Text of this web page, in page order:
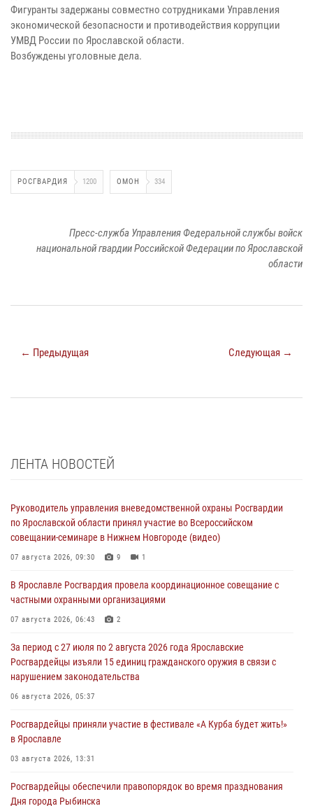
Фигуранты задержаны совместно сотрудниками Управления
экономической безопасности и противодействия коррупции
УМВД России по Ярославской области.
Возбуждены уголовные дела.
РОСГВАРДИЯ 1200 ОМОН 334
Пресс-служба Управления Федеральной службы войск
национальной гвардии Российской Федерации по Ярославской
области
← Предыдущая Следующая →
ЛЕНТА НОВОСТЕЙ
Руководитель управления вневедомственной охраны Росгвардии
по Ярославской области принял участие во Всероссийском
совещании-семинаре в Нижнем Новгороде (видео)
07 августа 2026, 09:30 9 1
В Ярославле Росгвардия провела координационное совещание с
частными охранными организациями
07 августа 2026, 06:43 2
За период с 27 июля по 2 августа 2026 года Ярославские
Росгвардейцы изъяли 15 единиц гражданского оружия в связи с
нарушением законодательства
06 августа 2026, 05:37
Росгвардейцы приняли участие в фестивале «А Курба будет жить!»
в Ярославле
03 августа 2026, 13:31
Росгвардейцы обеспечили правопорядок во время празднования
Дня города Рыбинска